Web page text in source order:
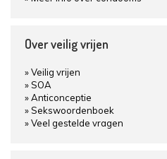
Over veilig vrijen
Veilig vrijen
SOA
Anticonceptie
Sekswoordenboek
Veel gestelde vragen